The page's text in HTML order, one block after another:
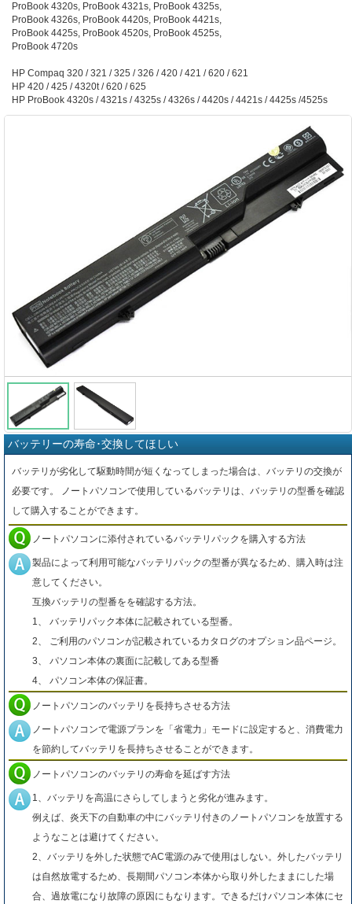
ProBook 4320s, ProBook 4321s, ProBook 4325s,
ProBook 4326s, ProBook 4420s, ProBook 4421s,
ProBook 4425s, ProBook 4520s, ProBook 4525s,
ProBook 4720s
HP Compaq 320 / 321 / 325 / 326 / 420 / 421 / 620 / 621
HP 420 / 425 / 4320t / 620 / 625
HP ProBook 4320s / 4321s / 4325s / 4326s / 4420s / 4421s / 4425s /4525s
バッテリーの寿命･交換してほしい
バッテリが劣化して駆動時間が短くなってしまった場合は、バッテリの交換が
必要です。 ノートパソコンで使用しているバッテリは、バッテリの型番を確認
して購入することができます。
ノートパソコンに添付されているバッテリパックを購入する方法
製品によって利用可能なバッテリパックの型番が異なるため、購入時は注
意してください。
互換バッテリの型番をを確認する方法。
1、 バッテリパック本体に記載されている型番。
2、 ご利用のパソコンが記載されているカタログのオプション品ページ。
3、 パソコン本体の裏面に記載してある型番
4、 パソコン本体の保証書。
ノートパソコンのバッテリを長持ちさせる方法
ノートパソコンで電源プランを「省電力」モードに設定すると、消費電力
を節約してバッテリを長持ちさせることができます。
ノートパソコンのバッテリの寿命を延ばす方法
1、バッテリを高温にさらしてしまうと劣化が進みます。
例えば、炎天下の自動車の中にバッテリ付きのノートパソコンを放置する
ようなことは避けてください。
2、バッテリを外した状態でAC電源のみで使用はしない。外したバッテリ
は自然放電するため、長期間パソコン本体から取り外したままにした場
合、過放電になり故障の原因にもなります。できるだけパソコン本体にセ